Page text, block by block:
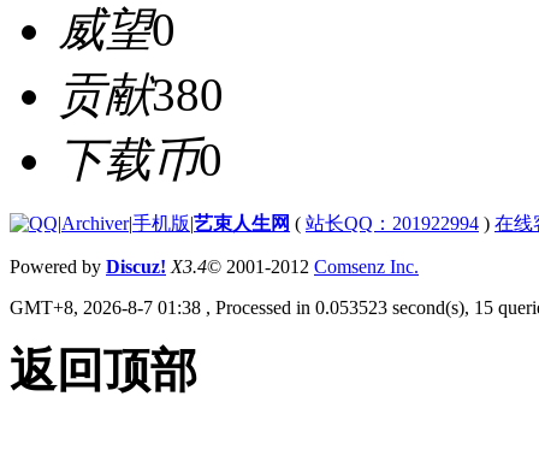
威望0
贡献380
下载币0
|Archiver|手机版|艺束人生网 ( 站长QQ：201922994 ) 在线
Powered by Discuz! X3.4© 2001-2012 Comsenz Inc.
GMT+8, 2026-8-7 01:38 , Processed in 0.053523 second(s), 15
返回顶部